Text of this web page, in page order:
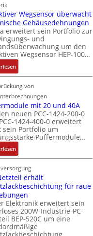
M
o
m
e
n
t
a
u
f
h
m
e
,
g
e
p
r
ä
g
t
d
u
r
k
r
ä
t
e
-
G
s
c
h
ä
f
t
ü
h
r
e
r
z
u
m
V
o
r
s
t
a
s
t
è
m
e
s
:
Q
E
r
g
e
b
n
i
s
e
b
e
s
t
ä
u
e
r
V
e
r
t
r
i
e
b
s
-
u
n
d
M
r
k
e
t
i
n
g
Wegsensor überwacht
Gehäusedehnungen
erweitert sein Portfolio zur
und
um den
Wegsensor HEP-100…
:
I
n
d
u
k
t
i
v
e
r
W
e
g
s
e
n
s
o
von
mit 20 und 40A
neuen PCC-1424-200-0
1424-400-0 erweitert
sein Portfolio um
Puffermodule…
:
P
u
f
f
e
r
m
o
d
erhält
für raue
Elektronik erweitert sein
200W-Industrie-PC-
BEP-520C um eine